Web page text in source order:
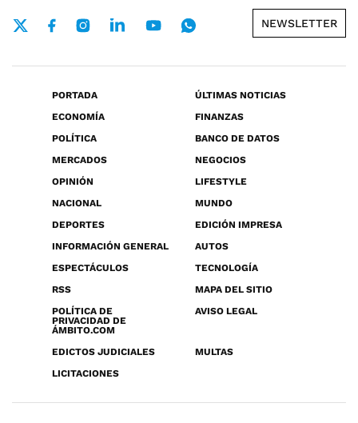
NEWSLETTER
PORTADA
ÚLTIMAS NOTICIAS
ECONOMÍA
FINANZAS
POLÍTICA
BANCO DE DATOS
MERCADOS
NEGOCIOS
OPINIÓN
LIFESTYLE
NACIONAL
MUNDO
DEPORTES
EDICIÓN IMPRESA
INFORMACIÓN GENERAL
AUTOS
ESPECTÁCULOS
TECNOLOGÍA
RSS
MAPA DEL SITIO
POLÍTICA DE
PRIVACIDAD DE
ÁMBITO.COM
AVISO LEGAL
EDICTOS JUDICIALES
MULTAS
LICITACIONES